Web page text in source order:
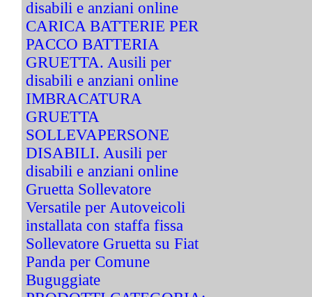
disabili e anziani online
CARICA BATTERIE PER
PACCO BATTERIA
GRUETTA. Ausili per
disabili e anziani online
IMBRACATURA
GRUETTA
SOLLEVAPERSONE
DISABILI. Ausili per
disabili e anziani online
Gruetta Sollevatore
Versatile per Autoveicoli
installata con staffa fissa
Sollevatore Gruetta su Fiat
Panda per Comune
Buguggiate